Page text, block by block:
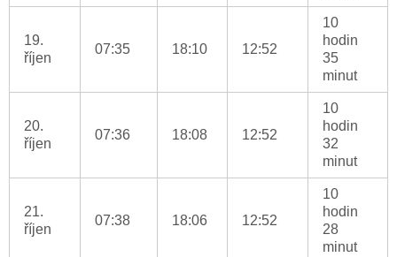
19.
říjen
07:35 18:10 12:52
10
hodin
35
minut
20.
říjen
07:36 18:08 12:52
10
hodin
32
minut
21.
říjen
07:38 18:06 12:52
10
hodin
28
minut